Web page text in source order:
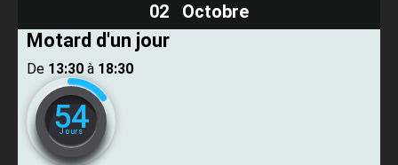
02 Octobre
Motard d'un jour
De ​ 13:30 ​ à ​ 18:30
54
Jours